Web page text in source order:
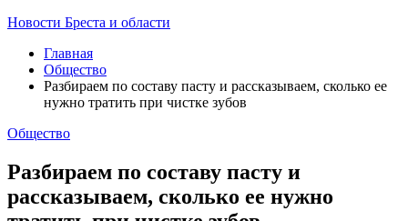
Новости Бреста и области
Главная
Общество
Разбираем по составу пасту и рассказываем, сколько ее
нужно тратить при чистке зубов
Общество
Разбираем по составу пасту и
рассказываем, сколько ее нужно